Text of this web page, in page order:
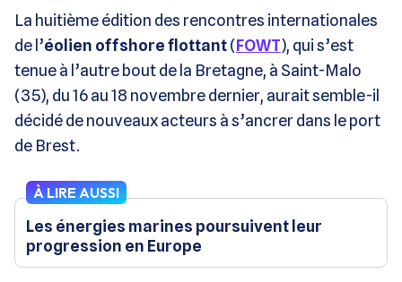
La huitième édition des rencontres internationales
de l’éolien offshore flottant(FOWT), qui s’est
tenue à l’autre bout de la Bretagne, à Saint-Malo
(35), du 16 au 18 novembre dernier, aurait semble-il
décidé de nouveaux acteurs à s’ancrer dans le port
de Brest.
À LIRE AUSSI
Les énergies marines poursuivent leur
progression en Europe